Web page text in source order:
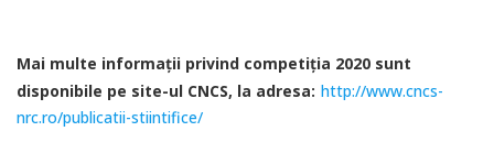
Mai multe informaţii privind competiţia 2020 sunt
disponibile pe site-ul CNCS, la adresa: http://www.cncs-
nrc.ro/publicatii-stiintifice/